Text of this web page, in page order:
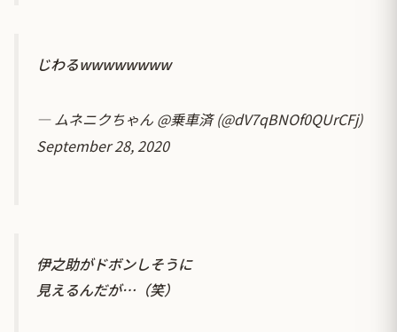
じわるwwwwwwww
— ムネニクちゃん @乗車済 (@dV7qBNOf0QUrCFj)
September 28, 2020
伊之助がドボンしそうに
見えるんだが…（笑）